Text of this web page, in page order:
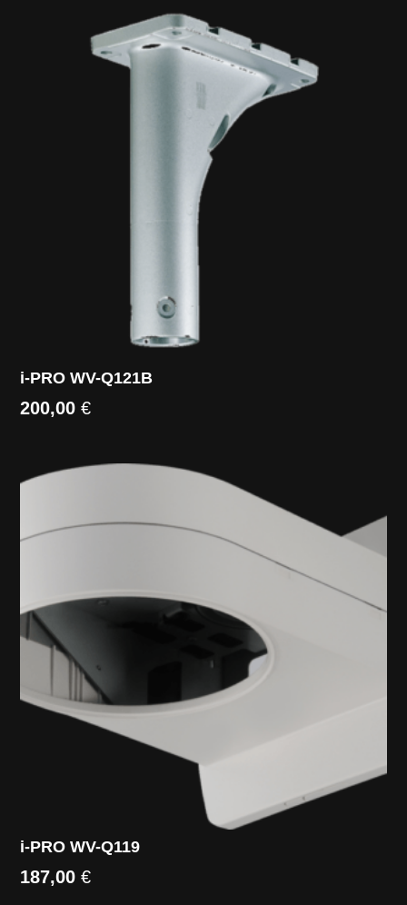
i-PRO WV-Q121B
200,00€
i-PRO WV-Q119
187,00€